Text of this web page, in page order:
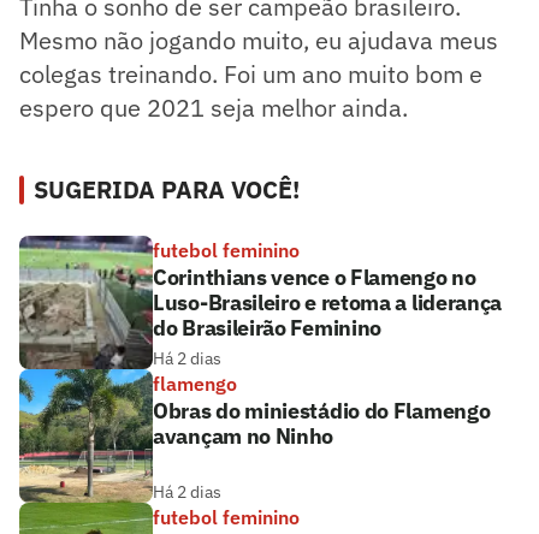
Tinha o sonho de ser campeão brasileiro.
Mesmo não jogando muito, eu ajudava meus
colegas treinando. Foi um ano muito bom e
espero que 2021 seja melhor ainda.
SUGERIDA PARA VOCÊ!
futebol feminino
Corinthians vence o Flamengo no
Luso-Brasileiro e retoma a liderança
do Brasileirão Feminino
Há 2 dias
flamengo
Obras do miniestádio do Flamengo
avançam no Ninho
Há 2 dias
futebol feminino